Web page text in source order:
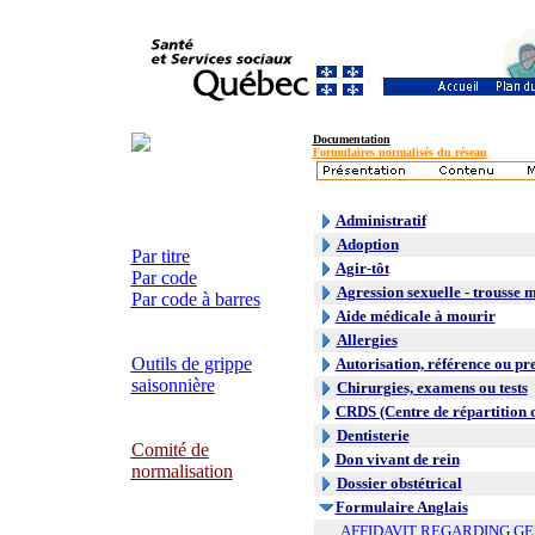
Documentation
Formulaires normalisés du réseau
Par titre
Par code
Par code à barres
Outils de grippe
saisonnière
Comité de
normalisation
Administratif
Adoption
Agir-tôt
Agression sexuelle - trousse
Aide médicale à mourir
Allergies
Autorisation, référence ou
Chirurgies, examens ou tests
CRDS (Centre de répartition
Dentisterie
Don vivant de rein
Dossier obstétrical
Formulaire Anglais
AFFIDAVIT REGARDING